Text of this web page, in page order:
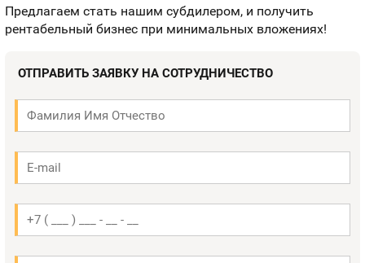
Номера
БИЛАЙН
Мегафон
Номера
Тарифы
ЙОТА
Тарифы
Номера
Оплата и доставка
Контакты
Предлагаем стать нашим субдилером, и получить
рентабельный бизнес при минимальных вложениях!
ОТПРАВИТЬ ЗАЯВКУ НА СОТРУДНИЧЕСТВО